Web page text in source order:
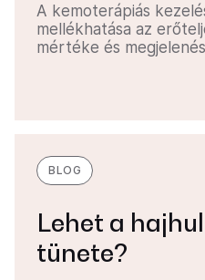
A kemoterápiás
mellékhatása az
mértéke és
BLOG
Lehet a
tünete?